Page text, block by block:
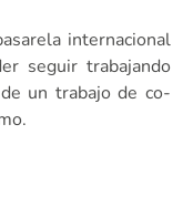
internacional
seguir trabajando
un trabajo de co-